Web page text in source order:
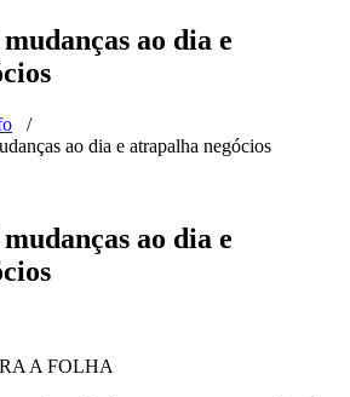
ao dia e
/
ao dia e atrapalha negócios
ao dia e
A FOLHA